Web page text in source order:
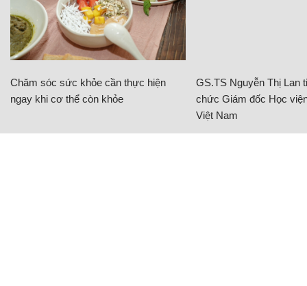
Chăm sóc sức khỏe cần thực hiện
ngay khi cơ thể còn khỏe
GS.TS Nguyễn Thị Lan
chức Giám đốc Học
Việt Nam